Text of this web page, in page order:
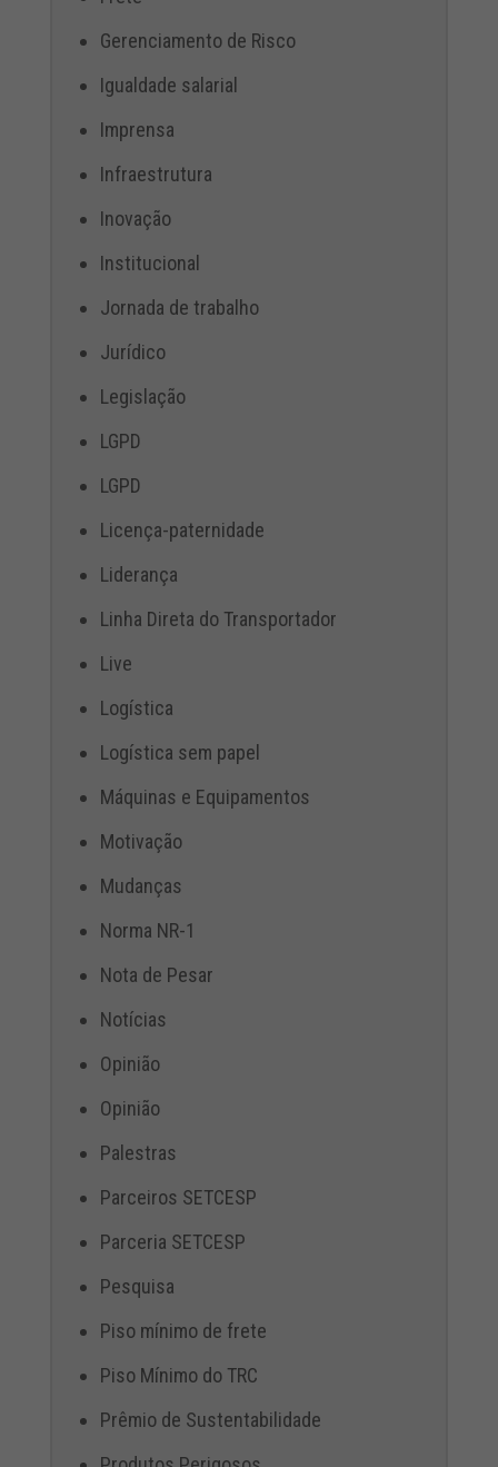
Gerenciamento de Risco
Igualdade salarial
Imprensa
Infraestrutura
Inovação
Institucional
Jornada de trabalho
Jurídico
Legislação
LGPD
LGPD
Licença-paternidade
Liderança
Linha Direta do Transportador
Live
Logística
Logística sem papel
Máquinas e Equipamentos
Motivação
Mudanças
Norma NR-1
Nota de Pesar
Notícias
Opinião
Opinião
Palestras
Parceiros SETCESP
Parceria SETCESP
Pesquisa
Piso mínimo de frete
Piso Mínimo do TRC
Prêmio de Sustentabilidade